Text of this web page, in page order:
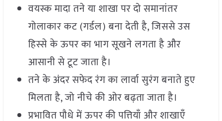
वयस्क मादा तने या शाखा पर दो समानांतर
गोलाकार कट (गर्डल) बना देती है, जिससे उस
हिस्से के ऊपर का भाग सूखने लगता है और
आसानी से टूट जाता है।
तने के अंदर सफेद रंग का लार्वा सुरंग बनाते हुए
मिलता है, जो नीचे की ओर बढ़ता जाता है।
प्रभावित पौधे में ऊपर की पत्तियाँ और शाखाएँ